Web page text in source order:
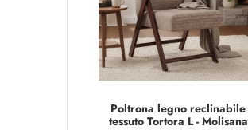
Poltrona legno reclinabile
tessuto Tortora L - Molisana